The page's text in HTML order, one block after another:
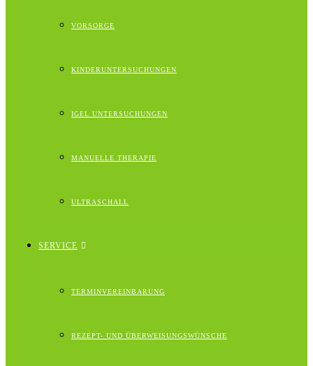
VORSORGE
KINDERUNTERSUCHUNGEN
IGEL UNTERSUCHUNGEN
MANUELLE THERAPIE
ULTRASCHALL
SERVICE
TERMINVEREINBARUNG
REZEPT- UND ÜBERWEISUNGSWÜNSCHE